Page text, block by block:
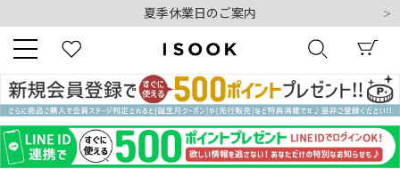
夏季休業日のご案内
10,000円以上ご購入で送料無料
新規会員登録でもれなく500ポイントプレゼント
夏季休業日のご案内
令和8年熊本地震の影響によるお荷物のお届けについて
キーワード